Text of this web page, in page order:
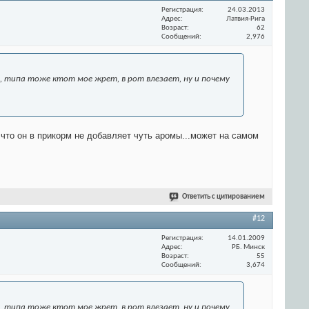
Регистрация
24.03.2013
Адрес
Латвия-Рига
Возраст
62
Сообщений
2,976
, типа тоже ктот мое жрет, в рот влезает, ну и почему
он в прикорм не добавляет чуть аромы...может на самом
Ответить с цитированием
#12
Регистрация
14.01.2009
Адрес
РБ. Минск
Возраст
55
Сообщений
3,674